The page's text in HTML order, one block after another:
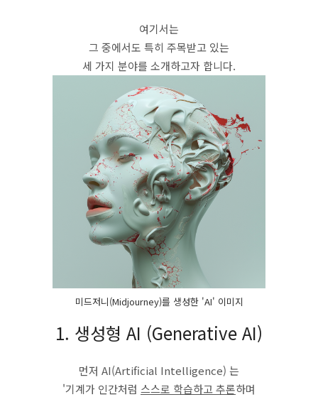
여기서는
그 중에서도 특히 주목받고 있는
세 가지 분야를 소개하고자 합니다.
미드저니(Midjourney)를 생성한 'AI' 이미지
1. 생성형 AI (Generative AI)
먼저 AI(Artificial Intelligence) 는
'기계가 인간처럼 스스로 학습하고 추론하며